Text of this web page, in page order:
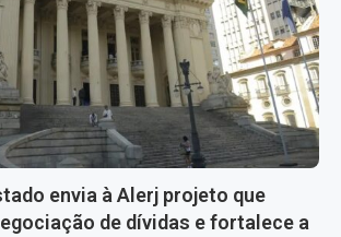
envia à Alerj projeto que
de dívidas e fortalece a